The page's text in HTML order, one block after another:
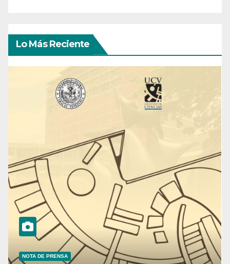
Lo Más Reciente
NOTA DE PRENSA